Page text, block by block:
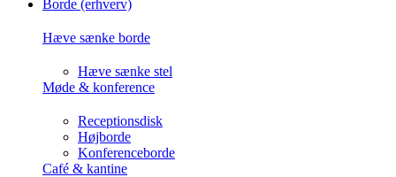
Borde (erhverv)
Hæve sænke borde
Hæve sænke stel
Møde & konference
Receptionsdisk
Højborde
Konferenceborde
Café & kantine